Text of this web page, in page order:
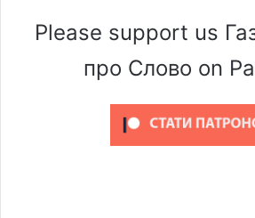
Please support us
про Слово on